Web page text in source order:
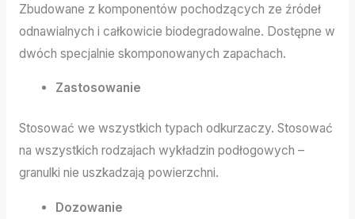
Zbudowane z komponentów pochodzących ze źródeł
odnawialnych i całkowicie biodegradowalne. Dostępne w
dwóch specjalnie skomponowanych zapachach.
Zastosowanie
Stosować we wszystkich typach odkurzaczy. Stosować
na wszystkich rodzajach wykładzin podłogowych –
granulki nie uszkadzają powierzchni.
Dozowanie